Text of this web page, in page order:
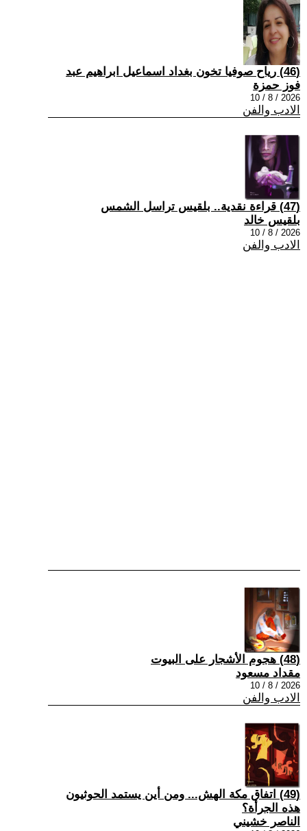
(46) رياح صوفيا تخون بغداد اسماعيل ابراهيم عبد
فوز حمزة
2026 / 8 / 10
الادب والفن
(47) قراءة نقدية.. بلقيس تراسل الشمس
بلقيس خالد
2026 / 8 / 10
الادب والفن
(48) هجوم الأشجار على البيوت
مقداد مسعود
2026 / 8 / 10
الادب والفن
(49) اتفاق مكة الهش... ومن أين يستمد الحوثيون
هذه الجرأة؟
الناصر خشيني